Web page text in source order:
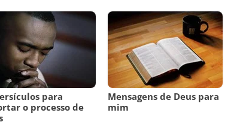
para
o processo de
Mensagens de Deus para
mim